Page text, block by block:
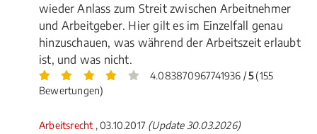
wieder Anlass zum Streit zwischen Arbeitnehmer
und Arbeitgeber. Hier gilt es im Einzelfall genau
hinzuschauen, was während der Arbeitszeit erlaubt
ist, und was nicht.
4.083870967741936 /5(155
Bewertungen)
Arbeitsrecht , 03.10.2017 (Update 30.03.2026)